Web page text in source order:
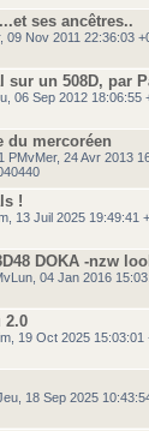
ses ancêtres..
09 Nov 2011 22:36:03
un 508D, par
06 Sep 2012 18:06:55
du mercoréen
PMvMer, 24 Avr 2013
!
13 Juil 2025 19:49:41
DOKA -nzw
04 Jan 2016
2.0
19 Oct 2025
18 Sep 2025